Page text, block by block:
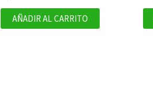
AÑADIR AL CARRITO